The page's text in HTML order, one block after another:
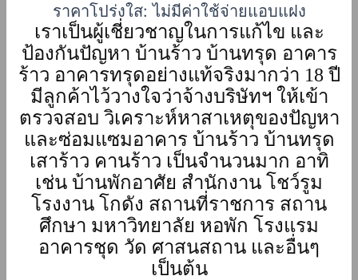
ราคาโปร่งใส: ไม่มีค่าใช้จ่ายแอบแฝง
เราเป็นผู้เชี่ยวชาญในการแก้ไข และ
ป้องกันปัญหา บ้านร้าว บ้านทรุด อาคาร
ร้าว อาคารทรุดอย่างแท้จริงมากว่า 18 ปี
มีลูกค้าไว้วางใจว่าจ้างบริษัทฯ ให้เข้า
ตรวจสอบ วิเคราะห์หาสาเหตุของปัญหา
และซ่อมแซมอาคาร บ้านร้าว บ้านทรุด
เสาร้าว คานร้าว เป็นจำนวนมาก อาทิ
เช่น บ้านพักอาศัย สำนักงาน โชว์รูม
โรงงาน โกดัง สถานที่ราชการ สถาน
ศึกษา มหาวิทยาลัย หอพัก โรงแรม
อาคารชุด วัด ศาสนสถาน และอื่นๆ
เป็นต้น